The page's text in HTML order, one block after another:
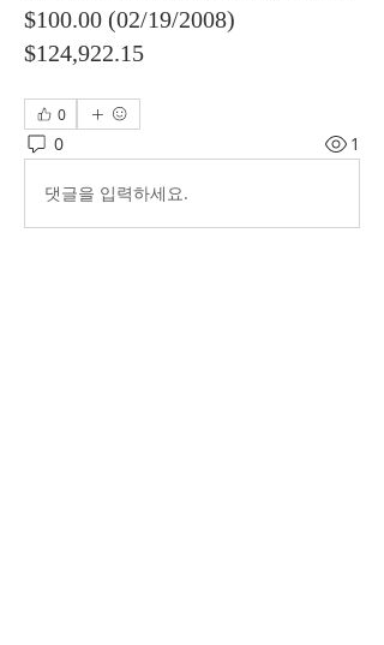
$100.00 (02/19/2008)
$124,922.15
0
0 1
댓글을 입력하세요.